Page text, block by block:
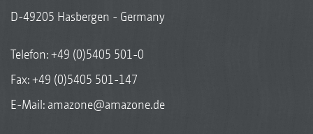
D-49205 Hasbergen - Germany
Telefon:+49 (0)5405 501-0
Fax: +49 (0)5405 501-147
E-Mail: amazone@amazone.de